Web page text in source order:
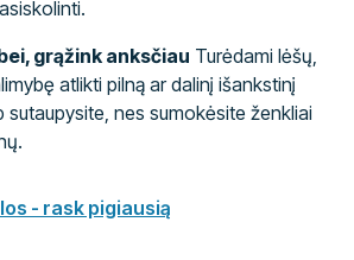
grąžink anksčiau Turėdami lėšų,
atlikti pilną ar dalinį išankstinį
sutaupysite, nes sumokėsite ženkliai
- rask pigiausią